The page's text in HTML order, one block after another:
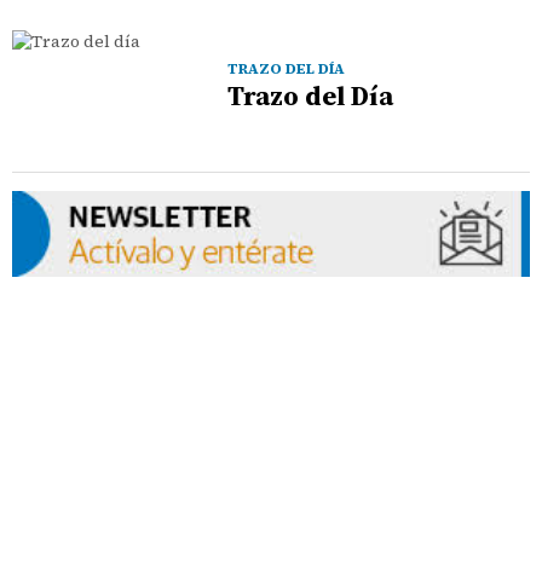
TRAZO DEL DÍA
Trazo del Día